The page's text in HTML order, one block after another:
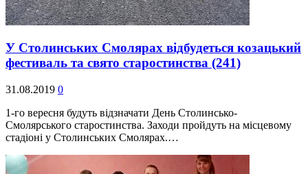
У Столинських Смолярах відбудеться козацький
фестиваль та свято старостинства (241)
31.08.2019 0
1-го вересня будуть відзначати День Столинсько-
Смолярського старостинства. Заходи пройдуть на місцевому
стадіоні у Столинських Смолярах.…